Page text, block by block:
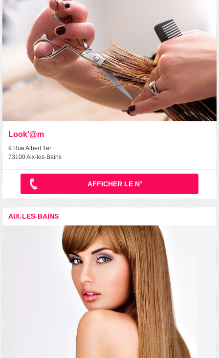
Look'@m
9 Rue Albert 1er
73100 Aix-les-Bains
AFFICHER LE N°
AIX-LES-BAINS